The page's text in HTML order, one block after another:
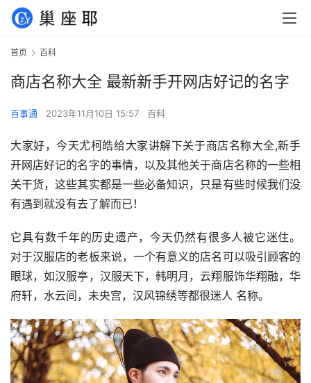
首页 百科
商店名称大全 最新新手开网店好记的名字
百事通 2023年11月10日 15:57 百科
大家好，今天尤柯皓给大家讲解下关于商店名称大全,新手
开网店好记的名字的事情，以及其他关于商店名称的一些相
关干货，这些其实都是一些必备知识，只是有些时候我们没
有遇到就没有去了解而已！
它具有数千年的历史遗产，今天仍然有很多人被它迷住。
对于汉服店的老板来说，一个有意义的店名可以吸引顾客的
眼球，如汉服亭，汉服天下，韩明月，云翔服饰华翔融，华
府轩，水云间，未央宫，汉风锦绣等都很迷人 名称。